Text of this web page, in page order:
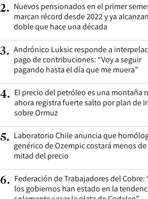
2. Nuevos pensionados en el primer
marcan récord desde 2022 y ya
doble que hace una década
3. Andrónico Luksic responde a
pago de contribuciones: “Voy a seguir
pagando hasta el día que me muera”
4. El precio del petróleo es una montaña
ahora registra fuerte salto por plan de
sobre Ormuz
5. Laboratorio Chile anuncia que
genérico de Ozempic costará menos de
mitad del precio
6. Federación de Trabajadores del Cobre:
los gobiernos han estado en la